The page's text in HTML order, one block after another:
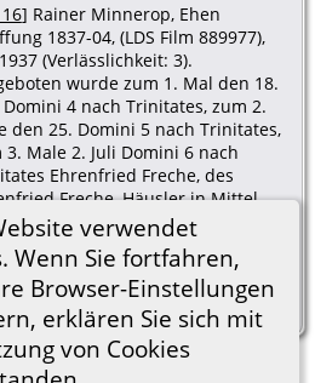
verwendet
Wenn Sie fortfahren,
Browser-Einstellungen
erklären Sie sich mit
von Cookies
] Rainer Minnerop, Ehen
1837-04, (LDS Film 889977),
(Verlässlichkeit: 3).
wurde zum 1. Mal den 18.
Domini 4 nach Trinitates, zum 2.
den 25. Domini 5 nach Trinitates,
3. Male 2. Juli Domini 6 nach
Ehrenfried Freche, des
Freche, Häusler in Mittel
ehelicher 2. Sohn.
Christiane Bote (Bothe),
Bote, Häusler in Mittel
eheliche 2. Tochter.